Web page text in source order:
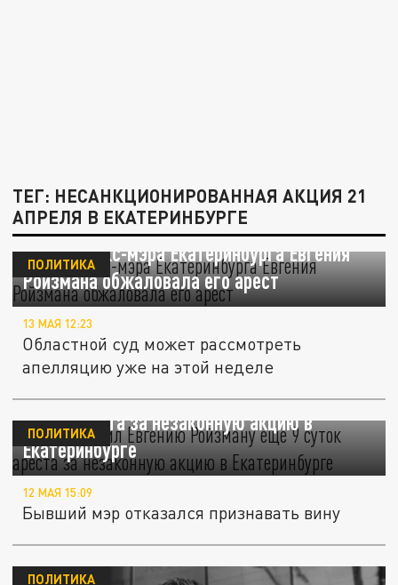
ТЕГ: НЕСАНКЦИОНИРОВАННАЯ АКЦИЯ 21
АПРЕЛЯ В ЕКАТЕРИНБУРГЕ
Адвокат экс-мэра Екатеринбурга Евгения
Ройзмана обжаловала его арест
ПОЛИТИКА
13 МАЯ 12:23
Областной суд может рассмотреть
апелляцию уже на этой неделе
Суд назначил Евгению Ройзману еще 9
суток ареста за незаконную акцию в
Екатеринбурге
ПОЛИТИКА
12 МАЯ 15:09
Бывший мэр отказался признавать вину
ПОЛИТИКА